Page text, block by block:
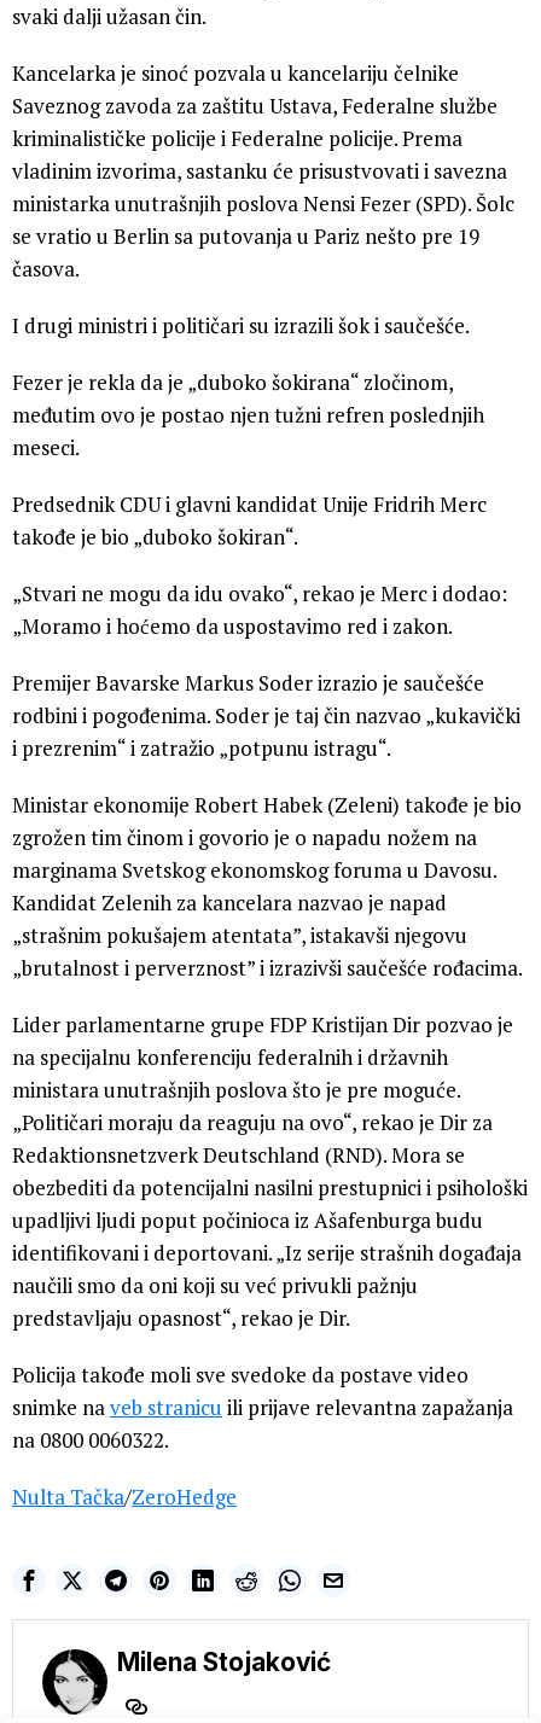
svaki dalji užasan čin.
Kancelarka je sinoć pozvala u kancelariju čelnike
Saveznog zavoda za zaštitu Ustava, Federalne službe
kriminalističke policije i Federalne policije. Prema
vladinim izvorima, sastanku će prisustvovati i savezna
ministarka unutrašnjih poslova Nensi Fezer (SPD). Šolc
se vratio u Berlin sa putovanja u Pariz nešto pre 19
časova.
I drugi ministri i političari su izrazili šok i saučešće.
Fezer je rekla da je „duboko šokirana“ zločinom,
međutim ovo je postao njen tužni refren poslednjih
meseci.
Predsednik CDU i glavni kandidat Unije Fridrih Merc
takođe je bio „duboko šokiran“.
„Stvari ne mogu da idu ovako“, rekao je Merc i dodao:
„Moramo i hoćemo da uspostavimo red i zakon.
Premijer Bavarske Markus Soder izrazio je saučešće
rodbini i pogođenima. Soder je taj čin nazvao „kukavički
i prezrenim“ i zatražio „potpunu istragu“.
Ministar ekonomije Robert Habek (Zeleni) takođe je bio
zgrožen tim činom i govorio je o napadu nožem na
marginama Svetskog ekonomskog foruma u ​​Davosu.
Kandidat Zelenih za kancelara nazvao je napad
„strašnim pokušajem atentata”, istakavši njegovu
„brutalnost i perverznost” i izrazivši saučešće rođacima.
Lider parlamentarne grupe FDP Kristijan Dir pozvao je
na specijalnu konferenciju federalnih i državnih
ministara unutrašnjih poslova što je pre moguće.
„Političari moraju da reaguju na ovo“, rekao je Dir za
Redaktionsnetzverk Deutschland (RND). Mora se
obezbediti da potencijalni nasilni prestupnici i psihološki
upadljivi ljudi poput počinioca iz Ašafenburga budu
identifikovani i deportovani. „Iz serije strašnih događaja
naučili smo da oni koji su već privukli pažnju
predstavljaju opasnost“, rekao je Dir.
Policija takođe moli sve svedoke da postave video
snimke naveb stranicu ili prijave relevantna zapažanja
na 0800 0060322.
Nulta Tačka/ZeroHedge
Milena Stojaković